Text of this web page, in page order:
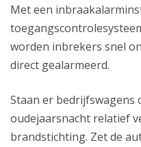
Met een
worden inbrekers snel
direct gealarmeerd.
Staan er bedrijfswagens
oudejaarsnacht relatief
brandstichting. Zet de